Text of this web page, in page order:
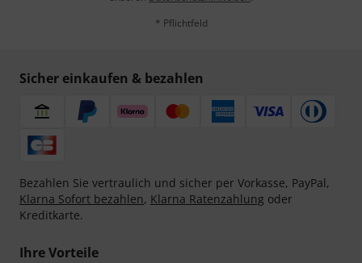
* Pflichtfeld
Sicher einkaufen & bezahlen
Bezahlen Sie vertraulich und sicher per Vorkasse, PayPal,
Klarna Sofort bezahlen, Klarna Ratenzahlung oder
Kreditkarte.
Ihre Vorteile